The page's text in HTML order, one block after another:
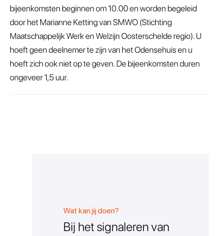
bijeenkomsten beginnen om 10.00 en worden begeleid
door het Marianne Ketting van SMWO (Stichting
Maatschappelijk Werk en Welzijn Oosterschelde regio). U
hoeft geen deelnemer te zijn van het Odensehuis en u
hoeft zich ook niet op te geven. De bijeenkomsten duren
ongeveer 1,5 uur.
Wat kan jij doen?
Bij het signaleren van